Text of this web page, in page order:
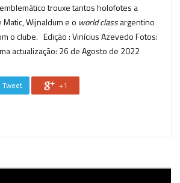
trouxe tantos holofotes a
Wijnaldum e o world classargentino
o clube. Edição : Vinícius Azevedo Fotos:
actualização: 26 de Agosto de 2022
Tweet +1